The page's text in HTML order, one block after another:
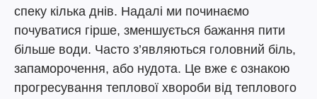
спеку кілька днів. Надалі ми починаємо
почуватися гірше, зменшується бажання пити
більше води. Часто з’являються головний біль,
запаморочення, або нудота. Це вже є ознакою
прогресування теплової хвороби від теплового